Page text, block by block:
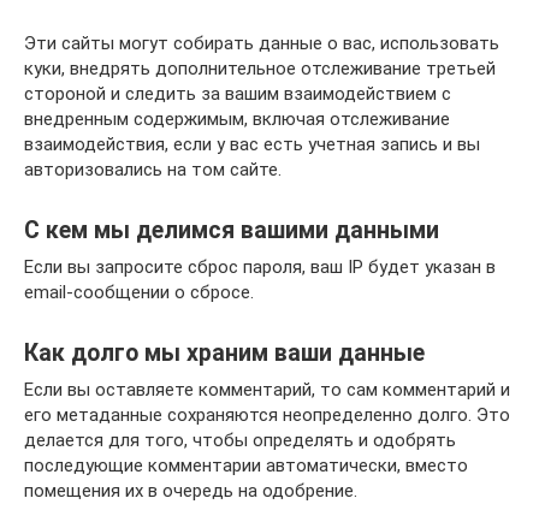
Эти сайты могут собирать данные о вас, использовать
куки, внедрять дополнительное отслеживание третьей
стороной и следить за вашим взаимодействием с
внедренным содержимым, включая отслеживание
взаимодействия, если у вас есть учетная запись и вы
авторизовались на том сайте.
С кем мы делимся вашими данными
Если вы запросите сброс пароля, ваш IP будет указан в
email-сообщении о сбросе.
Как долго мы храним ваши данные
Если вы оставляете комментарий, то сам комментарий и
его метаданные сохраняются неопределенно долго. Это
делается для того, чтобы определять и одобрять
последующие комментарии автоматически, вместо
помещения их в очередь на одобрение.